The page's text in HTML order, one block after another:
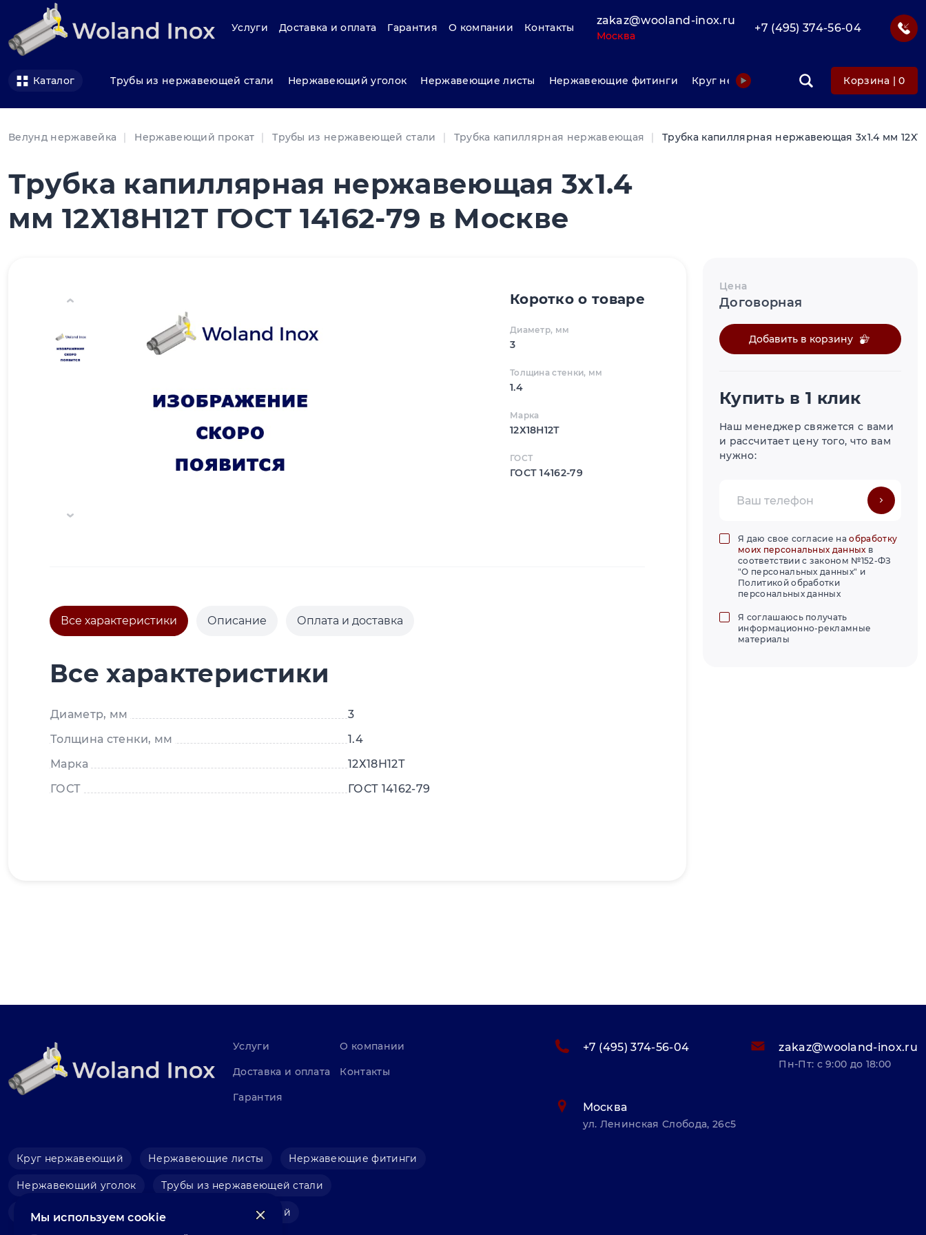
Услуги Доставка и оплата Гарантия О компании Контакты
zakaz@wooland-inox.ru
Москва
+7 (495) 374-56-04
Каталог Трубы из нержавеющей стали Нержавеющий уголок Нержавеющие листы Нержавеющие фитинги Круг нержавеющий ФольгаКорзина |0
Велунд нержавейка Нержавеющий прокат Трубы из нержавеющей стали Трубка капиллярная нержавеющая Трубка капиллярная нержавеющая 3х1.4 мм
Трубка капиллярная нержавеющая 3х1.4
мм 12Х18Н12Т ГОСТ 14162-79 в Москве
Коротко о товаре
Диаметр, мм
3
Толщина стенки, мм
1.4
Марка
12Х18Н12Т
ГОСТ
ГОСТ 14162-79
Все характеристики Описание Оплата и доставка
Все характеристики
Диаметр, мм
3
Толщина стенки, мм
1.4
Марка
12Х18Н12Т
ГОСТ
ГОСТ 14162-79
Цена
Договорная
Добавить в корзину
Купить в 1 клик
Наш менеджер свяжется с вами
и рассчитает цену того, что вам
нужно:
Я даю свое согласие наобработку
моих персональных данныхв
соответствии с законом №152-ФЗ
"О персональных данных" и
Политикой обработки
персональных данных
Я соглашаюсь получать
информационно-рекламные
материалы
Услуги
Доставка и оплата
Гарантия
О компании
Контакты
Круг нержавеющий Нержавеющие листы Нержавеющие фитинги
Нержавеющий уголок Трубы из нержавеющей стали
Фольга нержавеющая Швеллер нержавеющий
+7 (495) 374-56-04 zakaz@wooland-inox.ru
Пн-Пт: с 9:00 до 18:00
Москва
ул. Ленинская Слобода, 26с5
Мы используем cookie